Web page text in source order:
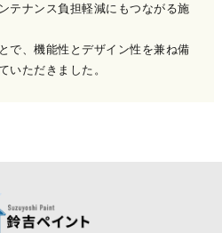
テナンス負担軽減にもつながる施
で、機能性とデザイン性を兼ね備
いただきました。